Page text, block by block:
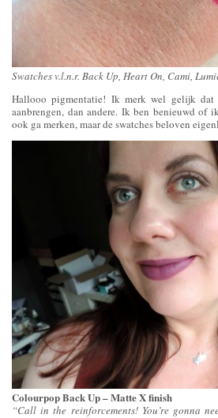
Swatches v.l.n.r. Back Up, Heart On, Cami,
Hallooo pigmentatie! Ik merk wel gelijk dat
aanbrengen, dan andere. Ik ben benieuwd of
ook ga merken, maar de swatches beloven
Colourpop Back Up – Matte X finish
“Call in the reinforcements! You’re gonna